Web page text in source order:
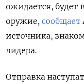
ожидается, будет
оружие, сообщает
источника,
лидера.
Отправка